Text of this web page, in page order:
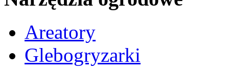
Areatory
Glebogryzarki